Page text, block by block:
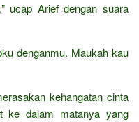
ucap Arief dengan suara
denganmu. Maukah kau
kehangatan cinta
ke dalam matanya yang